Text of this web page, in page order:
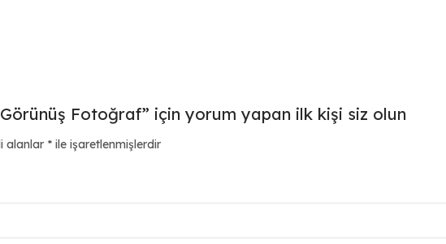
Fotoğraf” için yorum yapan ilk kişi siz olun
alanlar * ile işaretlenmişlerdir